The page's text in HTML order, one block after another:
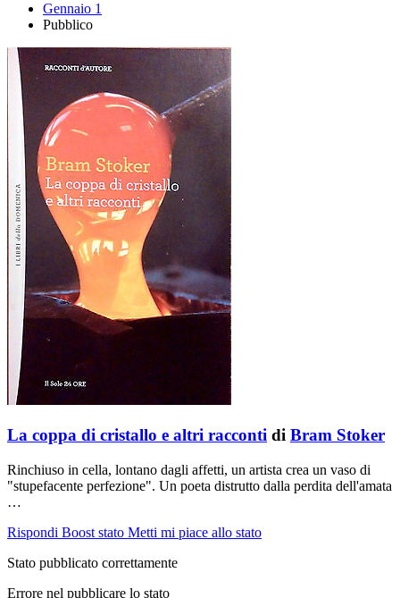
Gennaio 1
Pubblico
La coppa di cristallo e altri racconti di Bram Stoker
Rinchiuso in cella, lontano dagli affetti, un artista crea un vaso di
"stupefacente perfezione". Un poeta distrutto dalla perdita dell'amata
…
Rispondi Boost stato Metti mi piace allo stato
Stato pubblicato correttamente
Errore nel pubblicare lo stato